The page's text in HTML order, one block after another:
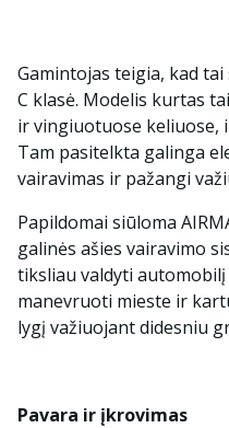
Gamintojas teigia, kad
C klasė. Modelis kurtas
ir vingiuotuose keliuose,
Tam pasitelkta galinga
vairavimas ir pažangi
Papildomai siūloma
galinės ašies vairavimo
tiksliau valdyti
manevruoti mieste ir
lygį važiuojant didesniu
Pavara ir įkrovimas